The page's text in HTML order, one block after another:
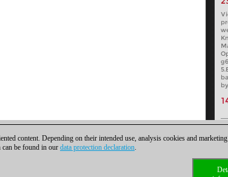
content. Depending on their intended use, analysis cookies and
be found in our data protection declaration.